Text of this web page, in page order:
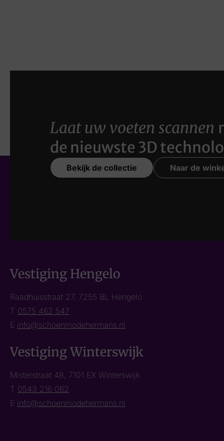
Laat uw voeten scannen
de nieuwste 3D
Bekijk de collectie Naar de
Vestiging Hengelo
Raadhuisstraat 27, 7255 BL Hengelo
T 0575 462 547
E info@schoenmodehermans.nl
Vestiging Winterswijk
Misterstraat 48, 7101 EX Winterswijk
T 0543 216 062
E info@schoenmodehermans.nl